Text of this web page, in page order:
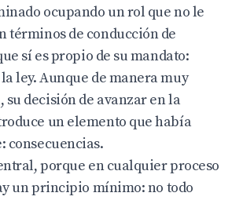
ocupando un rol que no le
términos de conducción de
sí es propio de su mandato:
ley. Aunque de manera muy
su decisión de avanzar en la
un elemento que había
consecuencias.
porque en cualquier proceso
un principio mínimo: no todo